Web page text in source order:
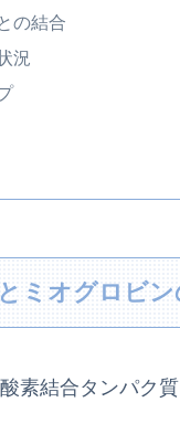
の結合
況
ミオグロビン
素結合タンパク